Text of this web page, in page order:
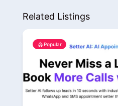
Related Listings
Popular